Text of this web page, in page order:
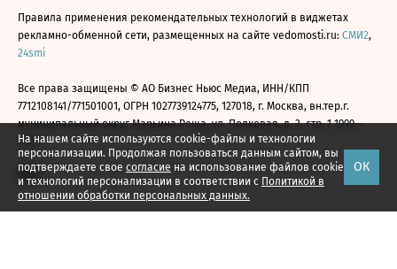
На нашем сайте используются cookie-файлы и технологии
персонализации. Продолжая пользоваться данным сайтом, вы
подтверждаете свое согласие на использование файлов cookie
и технологий персонализации в соответствии с Политикой в
отношении обработки персональных данных.
ОК
Правила применения рекомендательных технологий в виджетах
рекламно-обменной сети, размещенных на сайте vedomosti.ru: СМИ2,
24smi
Все права защищены © АО Бизнес Ньюс Медиа, ИНН/КПП
7712108141/771501001, ОГРН 1027739124775, 127018, г. Москва, вн.тер.г.
муниципальный округ Марьина Роща, ул. Полковая, д. 3, стр. 1 1999—
2026